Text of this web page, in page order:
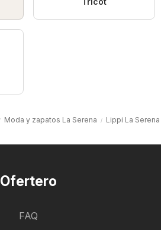
Moda y zapatos La Serena Lippi La Serena
Ofertero
FAQ